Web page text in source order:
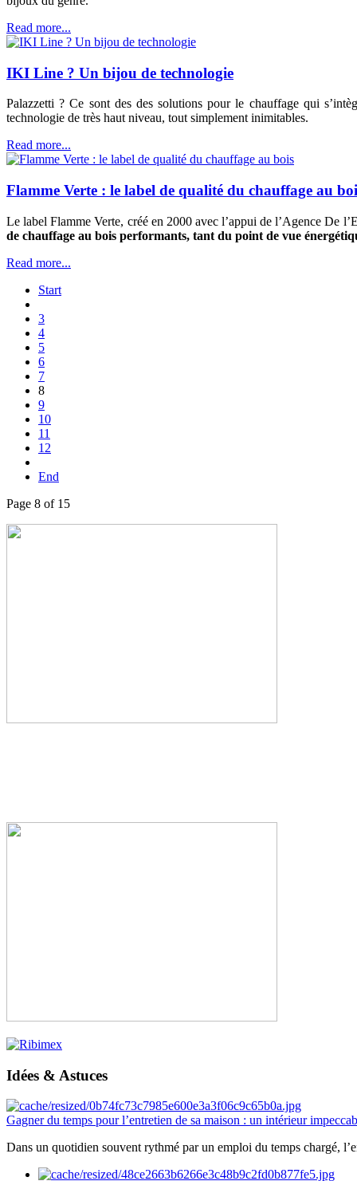
Read more...
IKI Line ? Un bijou de technologie
Palazzetti ? Ce sont des des solutions pour le chauffage qui
technologie de très haut niveau, tout simplement inimitables.
Read more...
Flamme Verte : le label de qualité du chauffage au
Le label Flamme Verte, créé en 2000 avec l’appui de l’Agence De
de chauffage au bois performants, tant du point de vue
Read more...
Start
3
4
5
6
7
8
9
10
11
12
End
Page 8 of 15
Idées & Astuces
Gagner du temps pour l’entretien de sa maison : un intérieur
Dans un quotidien souvent rythmé par un emploi du temps chargé,